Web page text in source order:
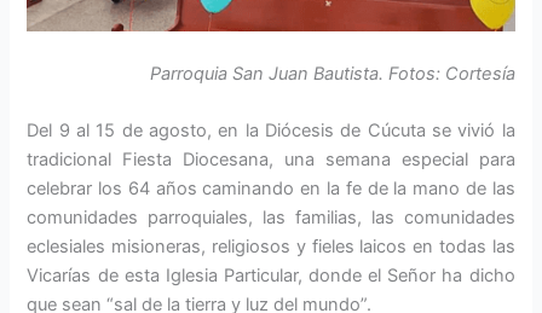
Parroquia San Juan Bautista. Fotos: Cortesía
Del 9 al 15 de agosto, en la Diócesis de Cúcuta se vivió la
tradicional Fiesta Diocesana, una semana especial para
celebrar los 64 años caminando en la fe de la mano de las
comunidades parroquiales, las familias, las comunidades
eclesiales misioneras, religiosos y fieles laicos en todas las
Vicarías de esta Iglesia Particular, donde el Señor ha dicho
que sean “sal de la tierra y luz del mundo”.